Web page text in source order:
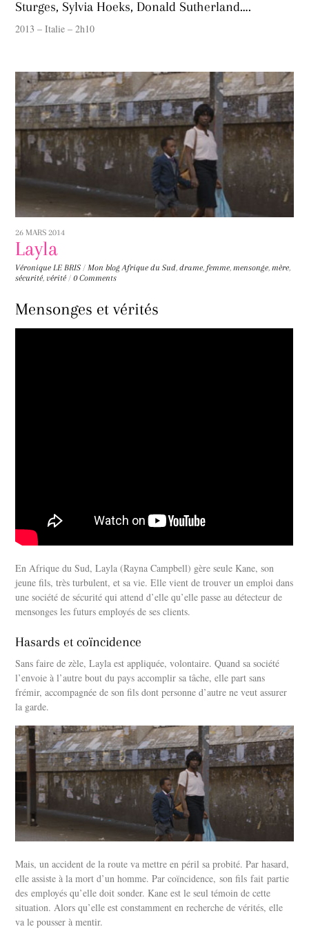
Sturges, Sylvia Hoeks, Donald Sutherland….
2013 – Italie – 2h10
26 MARS 2014
Layla
Véronique LE BRIS / Mon blog Afrique du Sud,drame, femme, mensonge, mère,
sécurité,vérité / 0 Comments
Mensonges et vérités
En Afrique du Sud, Layla (Rayna Campbell) gère seule Kane, son
jeune fils, très turbulent, et sa vie. Elle vient de trouver un emploi dans
une société de sécurité qui attend d’elle qu’elle passe au détecteur de
mensonges les futurs employés de ses clients.
Hasards et coïncidence
Sans faire de zèle, Layla est appliquée, volontaire. Quand sa société
l’envoie à l’autre bout du pays accomplir sa tâche, elle part sans
frémir, accompagnée de son fils dont personne d’autre ne veut assurer
la garde.
Mais, un accident de la route va mettre en péril sa probité. Par hasard,
elle assiste à la mort d’un homme. Par coïncidence, son fils fait partie
des employés qu’elle doit sonder. Kane est le seul témoin de cette
situation. Alors qu’elle est constamment en recherche de vérités, elle
va le pousser à mentir.